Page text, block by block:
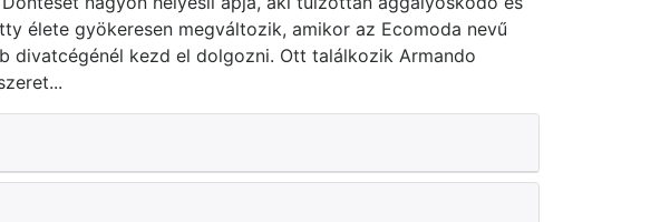
élete gyökeresen megváltozik, amikor az Ecomoda nevű
divatcégénél kezd el dolgozni. Ott találkozik Armando